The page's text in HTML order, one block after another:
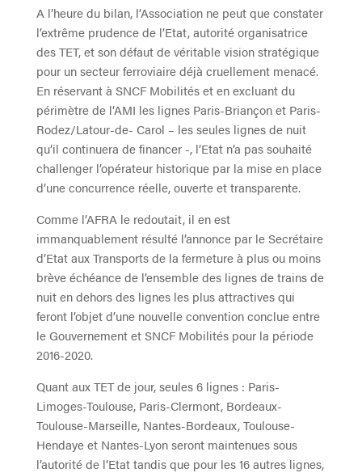
A l’heure du bilan, l’Association ne peut que constater
l’extrême prudence de l’Etat, autorité organisatrice
des TET, et son défaut de véritable vision stratégique
pour un secteur ferroviaire déjà cruellement menacé.
En réservant à SNCF Mobilités et en excluant du
périmètre de l’AMI les lignes Paris-Briançon et Paris-
Rodez/Latour-de- Carol – les seules lignes de nuit
qu’il continuera de financer -, l’Etat n’a pas souhaité
challenger l’opérateur historique par la mise en place
d’une concurrence réelle, ouverte et transparente.
Comme l’AFRA le redoutait, il en est
immanquablement résulté l’annonce par le Secrétaire
d’Etat aux Transports de la fermeture à plus ou moins
brève échéance de l’ensemble des lignes de trains de
nuit en dehors des lignes les plus attractives qui
feront l’objet d’une nouvelle convention conclue entre
le Gouvernement et SNCF Mobilités pour la période
2016-2020.
Quant aux TET de jour, seules 6 lignes : Paris-
Limoges-Toulouse, Paris-Clermont, Bordeaux-
Toulouse-Marseille, Nantes-Bordeaux, Toulouse-
Hendaye et Nantes-Lyon seront maintenues sous
l’autorité de l’Etat tandis que pour les 16 autres lignes,